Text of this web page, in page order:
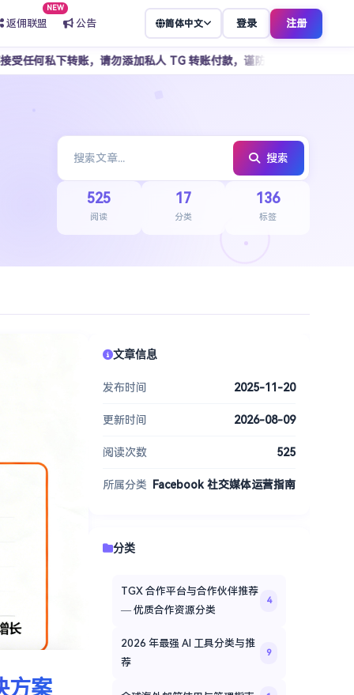
返佣联盟
NEW
公告 简体中文 登录 注册
请勿添加私人 TG 转账付款，谨防骗子冒充客服，所有操作请通过官方
搜索
525
阅读
17
分类
136
标签
方案
文章信息
发布时间 2025-11-20
更新时间 2026-08-09
阅读次数 525
所属分类 Facebook 社交媒体运营指南
分类
TGX 合作平台与合作伙伴推荐
— 优质合作资源分类
4
2026 年最强 AI 工具分类与推
荐
9